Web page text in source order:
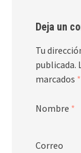
Deja un
Tu
publicada.
marcados *
Nombre *
Correo